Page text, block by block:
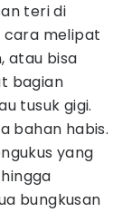
teri di
cara melipat
atau bisa
bagian
tusuk gigi.
bahan habis.
yang
bungkusan